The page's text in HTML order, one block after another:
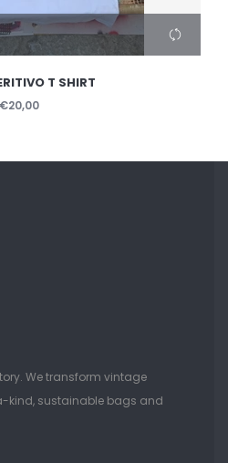
T SHIRT
€20,00
We transform vintage
kind, sustainable bags and